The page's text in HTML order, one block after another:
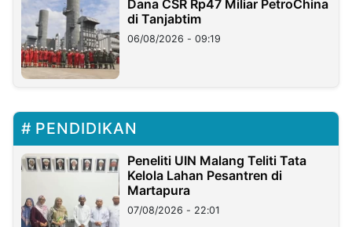
Dana CSR Rp47 Miliar PetroChina
di Tanjabtim
06/08/2026 - 09:19
PENDIDIKAN
Peneliti UIN Malang Teliti Tata
Kelola Lahan Pesantren di
Martapura
07/08/2026 - 22:01